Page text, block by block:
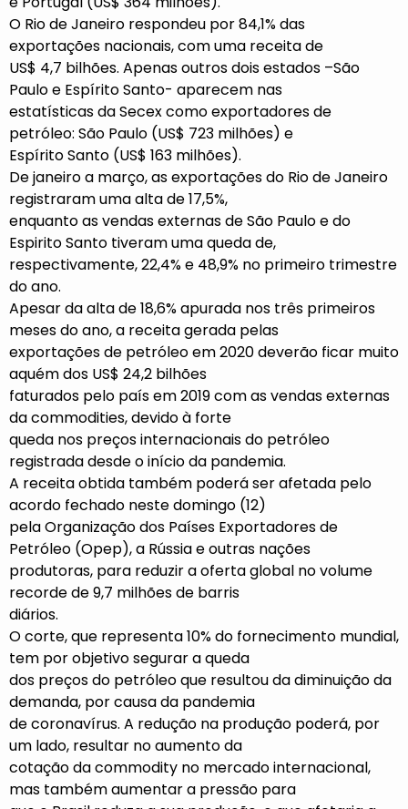
O Rio de Janeiro respondeu por 84,1% das
exportações nacionais, com uma receita de
US$ 4,7 bilhões. Apenas outros dois estados –São
Paulo e Espírito Santo- aparecem nas
estatísticas da Secex como exportadores de
petróleo: São Paulo (US$ 723 milhões) e
Espírito Santo (US$ 163 milhões).
De janeiro a março, as exportações do Rio de Janeiro
registraram uma alta de 17,5%,
enquanto as vendas externas de São Paulo e do
Espirito Santo tiveram uma queda de,
respectivamente, 22,4% e 48,9% no primeiro trimestre
do ano.
Apesar da alta de 18,6% apurada nos três primeiros
meses do ano, a receita gerada pelas
exportações de petróleo em 2020 deverão ficar muito
aquém dos US$ 24,2 bilhões
faturados pelo país em 2019 com as vendas externas
da commodities, devido à forte
queda nos preços internacionais do petróleo
registrada desde o início da pandemia.
A receita obtida também poderá ser afetada pelo
acordo fechado neste domingo (12)
pela Organização dos Países Exportadores de
Petróleo (Opep), a Rússia e outras nações
produtoras, para reduzir a oferta global no volume
recorde de 9,7 milhões de barris
diários.
O corte, que representa 10% do fornecimento mundial,
tem por objetivo segurar a queda
dos preços do petróleo que resultou da diminuição da
demanda, por causa da pandemia
de coronavírus. A redução na produção poderá, por
um lado, resultar no aumento da
cotação da commodity no mercado internacional,
mas também aumentar a pressão para